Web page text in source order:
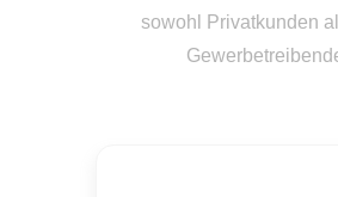
sowohl Privatkunden